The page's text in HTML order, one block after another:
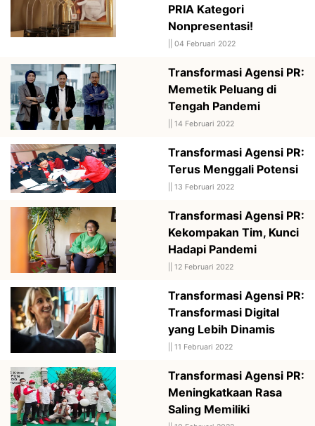
PRIA Kategori
Nonpresentasi!
04 Februari 2022
Transformasi Agensi PR:
Memetik Peluang di
Tengah Pandemi
14 Februari 2022
Transformasi Agensi PR:
Terus Menggali Potensi
13 Februari 2022
Transformasi Agensi PR:
Kekompakan Tim, Kunci
Hadapi Pandemi
12 Februari 2022
Transformasi Agensi PR:
Transformasi Digital
yang Lebih Dinamis
11 Februari 2022
Transformasi Agensi PR:
Meningkatkaan Rasa
Saling Memiliki